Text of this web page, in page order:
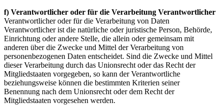
f) Verantwortlicher oder für die Verarbeitung Verantwortlicher
Verantwortlicher oder für die Verarbeitung von Daten
Verantwortlicher ist die natürliche oder juristische Person, Behörde,
Einrichtung oder andere Stelle, die allein oder gemeinsam mit
anderen über die Zwecke und Mittel der Verarbeitung von
personenbezogenen Daten entscheidet. Sind die Zwecke und Mittel
dieser Verarbeitung durch das Unionsrecht oder das Recht der
Mitgliedstaaten vorgegeben, so kann der Verantwortliche
beziehungsweise können die bestimmten Kriterien seiner
Benennung nach dem Unionsrecht oder dem Recht der
Mitgliedstaaten vorgesehen werden.